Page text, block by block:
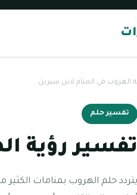
الهروب في المنام لابن سيرين
تفسير حلم
تفسير رؤية
يتردد حلم الهروب بمنامات